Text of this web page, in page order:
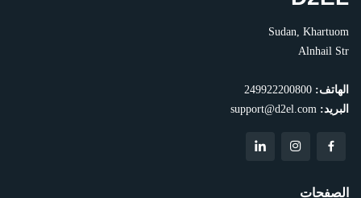
Sudan, Khartuom
Alnhail Str
الهاتف:
البريد:
الصفحات